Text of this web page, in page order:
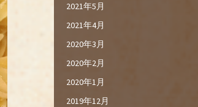
2021年5月
2021年4月
2020年3月
2020年2月
2020年1月
2019年12月